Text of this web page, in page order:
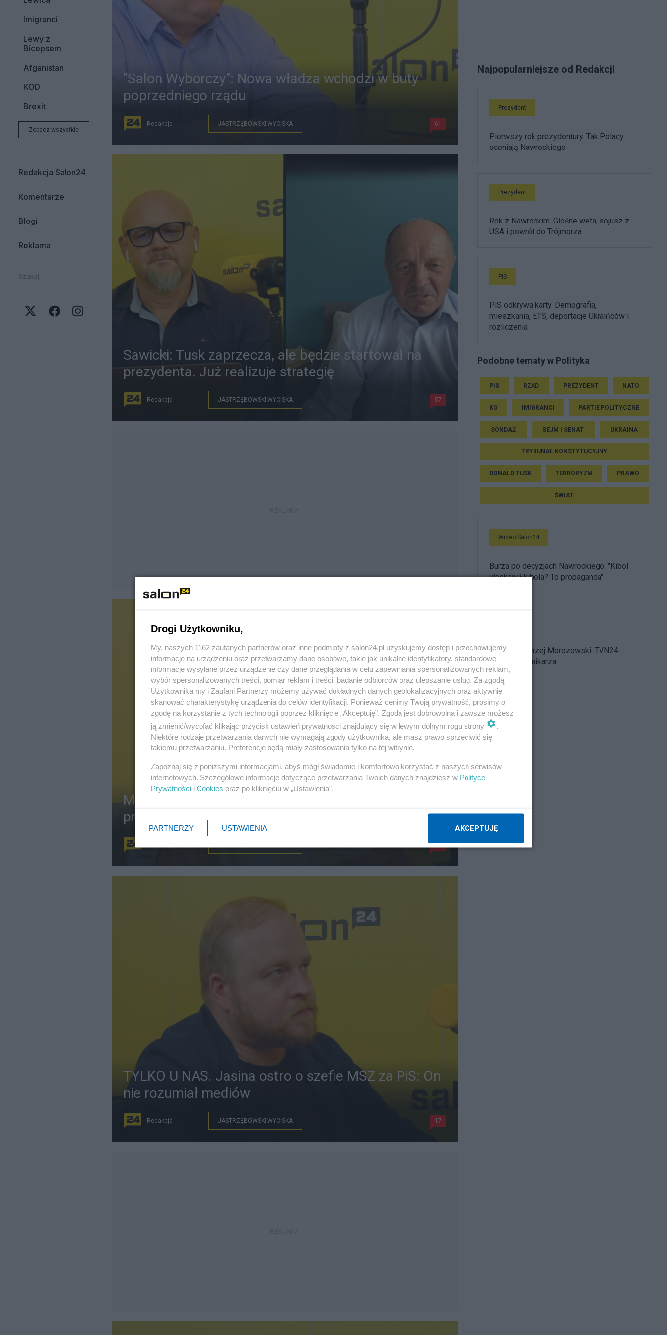
Imigranci
Lewy z
Bicepsem
Afganistan
KOD
Brexit
Zobacz wszystkie
Redakcja Salon24
Komentarze
Blogi
Reklama
Szukaj:
"Salon Wyborczy": Nowa władza wchodzi w buty
poprzedniego rządu
Redakcja JASTRZĘBOWSKI WYCISKA 61
Sawicki: Tusk zaprzecza, ale będzie startował na
prezydenta. Już realizuje strategię
Redakcja JASTRZĘBOWSKI WYCISKA 57
Marcin Józefaciuk w Salon24: Strajkowałem
przeciwko Giertychowi
45
TYLKO U NAS. Jasina ostro o szefie MSZ za PiS: On
nie rozumiał mediów
Redakcja JASTRZĘBOWSKI WYCISKA 17
Najpopularniejsze od Redakcji
Prezydent
Pierwszy rok prezydentury. Tak Polacy
oceniają Nawrockiego
Prezydent
Rok z Nawrockim. Głośne weta, sojusz z
USA i powrót do Trójmorza
PiS
PiS odkrywa karty. Demografia,
mieszkania, ETS, deportacje Ukraińców i
rozliczenia
Podobne tematy w Polityka
PIS RZĄD PREZYDENT NATO
KO IMIGRANCI PARTIE POLITYCZNE
SONDAŻ SEJM I SENAT UKRAINA
TRYBUNAŁ KONSTYTUCYJNY
DONALD TUSK TERRORYZM PRAWO
ŚWIAT
Wideo Salon24
Burza po decyzjach Nawrockiego. "Kibol
ułaskawił kibola? To propaganda"
Nie żyje Andrzej Morozowski. TVN24
żegna dziennikarza
Drogi Użytkowniku,
My, naszych 1162 zaufanych partnerów oraz inne podmioty z salon24.pl uzyskujemy dostęp i przechowujemy
informacje na urządzeniu oraz przetwarzamy dane osobowe, takie jak unikalne identyfikatory, standardowe
informacje wysyłane przez urządzenie czy dane przeglądania w celu zapewniania spersonalizowanych reklam,
wybór spersonalizowanych treści, pomiar reklam i treści, badanie odbiorców oraz ulepszanie usług. Za zgodą
Użytkownika my i Zaufani Partnerzy możemy używać dokładnych danych geolokalizacyjnych oraz aktywnie
skanować charakterystykę urządzenia do celów identyfikacji. Ponieważ cenimy Twoją prywatność, prosimy o
zgodę na korzystanie z tych technologii poprzez kliknięcie „Akceptuję”. Zgoda jest dobrowolna i zawsze możesz
ją zmienić/wycofać klikając przycisk ustawień prywatności znajdujący się w lewym dolnym rogu strony
.
Niektóre rodzaje przetwarzania danych nie wymagają zgody użytkownika, ale masz prawo sprzeciwić się
takiemu przetwarzaniu. Preferencje będą miały zastosowania tylko na tej witrynie.
Zapoznaj się z poniższymi informacjami, abyś mógł świadomie i komfortowo korzystać z naszych serwisów
internetowych. Szczegółowe informacje dotyczące przetwarzania Twoich danych znajdziesz w Polityce
Prywatności i Cookies oraz po kliknięciu w „Ustawienia”.
PARTNERZY USTAWIENIA AKCEPTUJĘ